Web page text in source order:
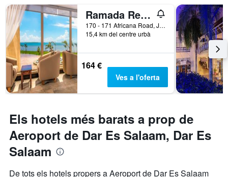
el
nombre
de
dies
abans
de
l'estada
El
gràfic
té
Y
mostra
el
mitjà
Ramada Resort by Wyndham Dar es Salaam
170 - 171 Africana Road, Jangwani Beach, Dar Es Salaam, Tanzània
15,4 km del centre urbà
164 €
Ves a l'oferta
Els hotels més barats a prop de
Aeroport de Dar Es Salaam, Dar Es
Salaam
De tots els hotels propers a Aeroport de Dar Es Salaam